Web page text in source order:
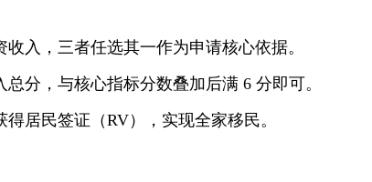
入，三者任选其一作为申请核心依据。
分，与核心指标分数叠加后满 6 分即可。
居民签证（RV），实现全家移民。